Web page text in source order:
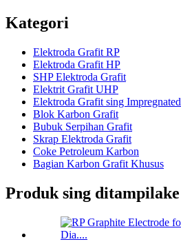
Kategori
Elektroda Grafit RP
Elektroda Grafit HP
SHP Elektroda Grafit
Elektrit Grafit UHP
Elektroda Grafit sing Impregnated
Blok Karbon Grafit
Bubuk Serpihan Grafit
Skrap Elektroda Grafit
Coke Petroleum Karbon
Bagian Karbon Grafit Khusus
Produk sing ditampilake